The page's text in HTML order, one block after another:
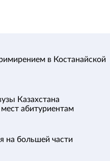
в Костанайской
Казахстана
абитуриентам
на большей части